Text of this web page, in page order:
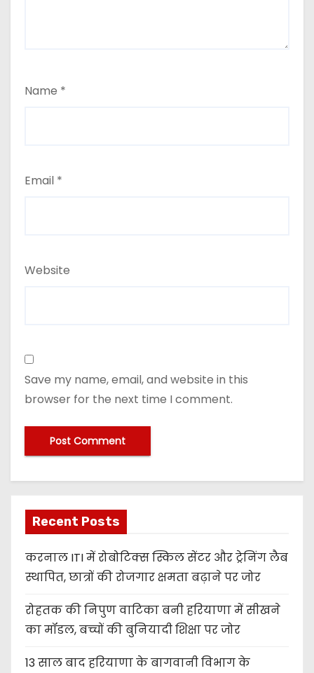
Name *
Email *
Website
Save my name, email, and website in this
browser for the next time I comment.
Recent Posts
करनाल ITI में रोबोटिक्स स्किल सेंटर और ट्रेनिंग लैब
स्थापित, छात्रों की रोजगार क्षमता बढ़ाने पर जोर
रोहतक की निपुण वाटिका बनी हरियाणा में सीखने
का मॉडल, बच्चों की बुनियादी शिक्षा पर जोर
13 साल बाद हरियाणा के बागवानी विभाग के